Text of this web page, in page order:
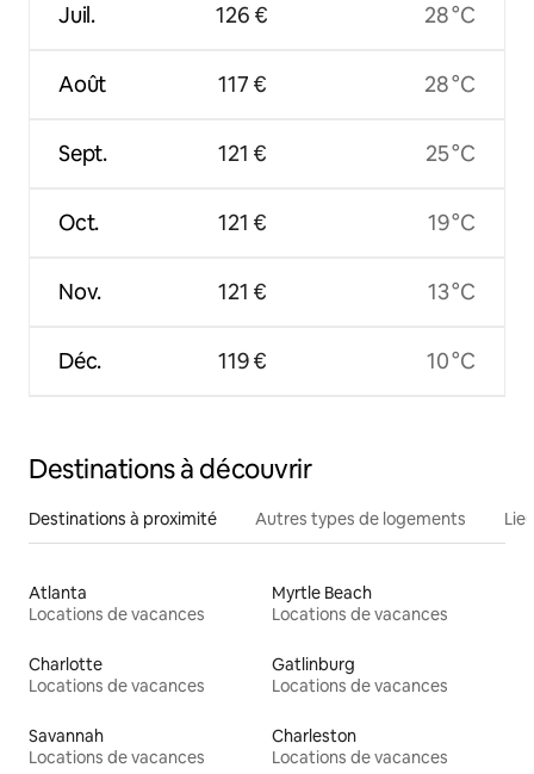
Juil.
Août
Sept.
Oct.
Nov.
Déc.
126 €
117 €
121 €
121 €
121 €
119 €
28 °C
28 °C
25 °C
19 °C
13 °C
10 °C
Destinations à découvrir
Destinations à proximité Autres types de logements
Atlanta
Locations de vacances
Myrtle Beach
Locations de vacances
Charlotte
Locations de vacances
Gatlinburg
Locations de vacances
Savannah
Locations de vacances
Charleston
Locations de vacances